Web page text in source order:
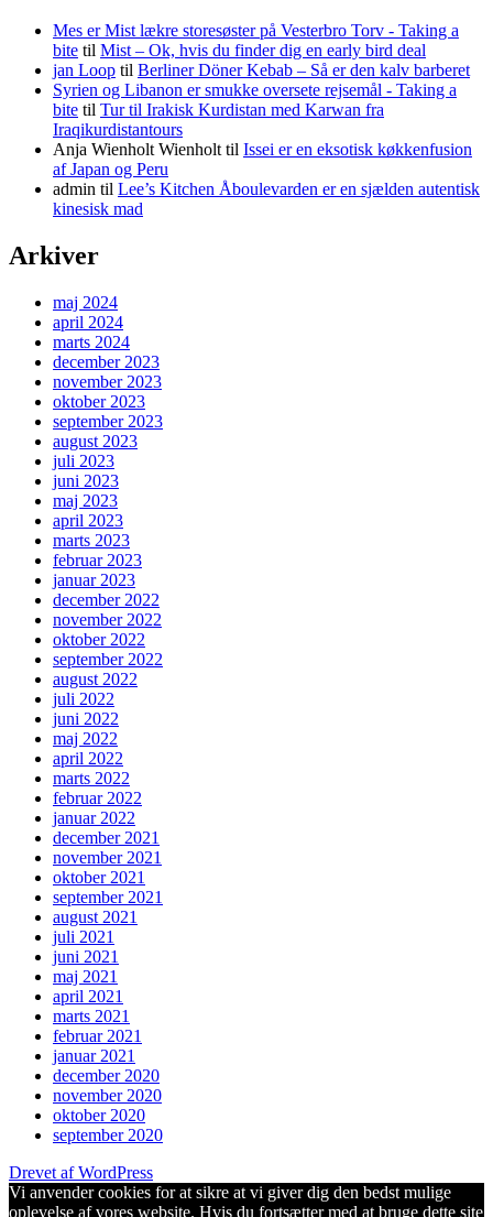
Mes er Mist lækre storesøster på Vesterbro Torv - Taking a
bite til Mist – Ok, hvis du finder dig en early bird deal
jan Loop til Berliner Döner Kebab – Så er den kalv barberet
Syrien og Libanon er smukke oversete rejsemål - Taking a
bite til Tur til Irakisk Kurdistan med Karwan fra
Iraqikurdistantours
Anja Wienholt Wienholt til Issei er en eksotisk køkkenfusion
af Japan og Peru
admin til Lee’s Kitchen Åboulevarden er en sjælden autentisk
kinesisk mad
Arkiver
maj 2024
april 2024
marts 2024
december 2023
november 2023
oktober 2023
september 2023
august 2023
juli 2023
juni 2023
maj 2023
april 2023
marts 2023
februar 2023
januar 2023
december 2022
november 2022
oktober 2022
september 2022
august 2022
juli 2022
juni 2022
maj 2022
april 2022
marts 2022
februar 2022
januar 2022
december 2021
november 2021
oktober 2021
september 2021
august 2021
juli 2021
juni 2021
maj 2021
april 2021
marts 2021
februar 2021
januar 2021
december 2020
november 2020
oktober 2020
september 2020
Drevet af WordPress
Vi anvender cookies for at sikre at vi giver dig den bedst mulige
oplevelse af vores website. Hvis du fortsætter med at bruge dette site